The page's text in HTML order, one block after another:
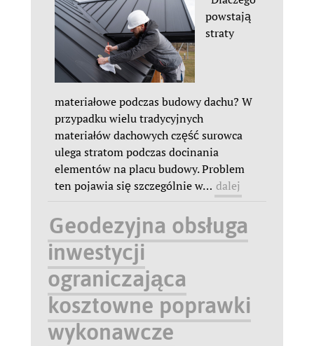
powstają
straty
materiałowe podczas budowy dachu? W
przypadku wielu tradycyjnych
materiałów dachowych część surowca
ulega stratom podczas docinania
elementów na placu budowy. Problem
ten pojawia się szczególnie w… dalej
Geodezyjna obsługa
inwestycji
ograniczająca
kosztowne poprawki
wykonawcze